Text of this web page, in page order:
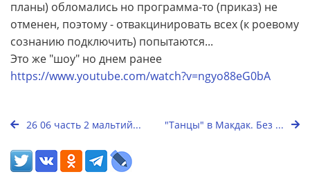
планы) обломались но программа-то (приказ) не
отменен, поэтому - отвакцинировать всех (к роевому
сознанию подключить) попытаются...
Это же "шоу" но днем ранее
https://www.youtube.com/watch?v=ngyo88eG0bA
26 06 часть 2 мальтий... "Танцы" в Макдак. Без ...